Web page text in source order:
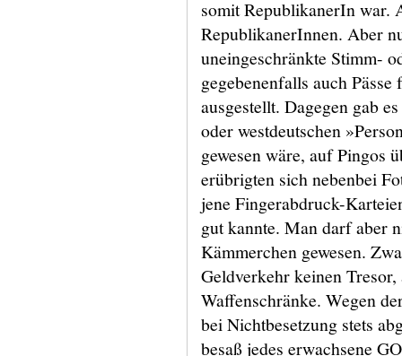
somit RepublikanerIn war.
RepublikanerInnen. Aber
uneingeschränkte Stimm-
gegebenenfalls auch
ausgestellt. Dagegen gab
oder westdeutschen
gewesen wäre, auf Pingos
erübrigten sich nebenbei
jene Fingerabdruck-
gut kannte. Man darf aber
Kämmerchen gewesen.
Geldverkehr keinen
Waffenschränke. Wegen
bei Nichtbesetzung stets
besaß jedes erwachsene